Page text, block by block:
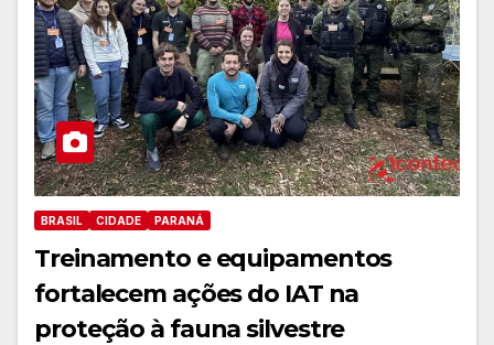
BRASIL CIDADE PARANÁ
Treinamento e equipamentos
fortalecem ações do IAT na
proteção à fauna silvestre